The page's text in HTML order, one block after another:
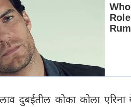
दुबईतील कोका कोला